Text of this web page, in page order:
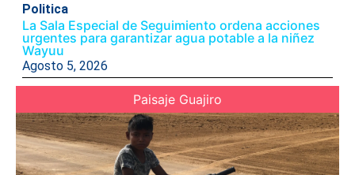
Politica
La Sala Especial de Seguimiento ordena acciones
urgentes para garantizar agua potable a la niñez
Wayuu
Agosto 5, 2026
Paisaje Guajiro